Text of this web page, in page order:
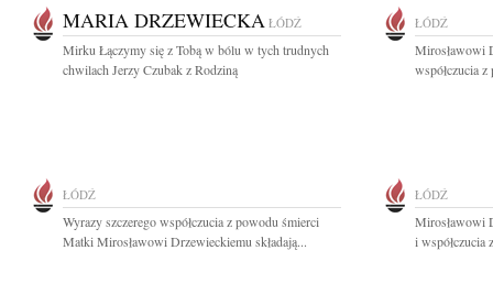
MARIA DRZEWIECKA ŁÓDŹ
Mirku Łączymy się z Tobą w bólu w tych trudnych
chwilach Jerzy Czubak z Rodziną
ŁÓDŹ
Mirosławowi
współczucia
ŁÓDŹ
Wyrazy szczerego współczucia z powodu śmierci
Matki Mirosławowi Drzewieckiemu składają...
ŁÓDŹ
Mirosławowi
i współczucia